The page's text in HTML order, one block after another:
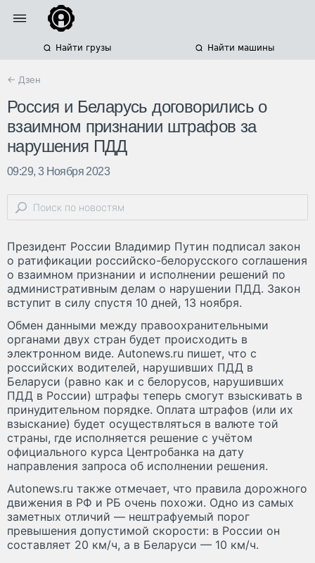
Найти грузы Найти машины
← Дзен
Россия и Беларусь договорились о
взаимном признании штрафов за
нарушения ПДД
09:29, 3 Ноября 2023
Президент России Владимир Путин подписал закон
о ратификации российско-белорусского соглашения
о взаимном признании и исполнении решений по
административным делам о нарушении ПДД. Закон
вступит в силу спустя 10 дней, 13 ноября.
Обмен данными между правоохранительными
органами двух стран будет происходить в
электронном виде. Autonews.ru пишет, что с
российских водителей, нарушивших ПДД в
Беларуси (равно как и с белорусов, нарушивших
ПДД в России) штрафы теперь смогут взыскивать в
принудительном порядке. Оплата штрафов (или их
взыскание) будет осуществляться в валюте той
страны, где исполняется решение с учётом
официального курса Центробанка на дату
направления запроса об исполнении решения.
Autonews.ru также отмечает, что правила дорожного
движения в РФ и РБ очень похожи. Одно из самых
заметных отличий — нештрафуемый порог
превышения допустимой скорости: в России он
составляет 20 км/ч, а в Беларуси — 10 км/ч.